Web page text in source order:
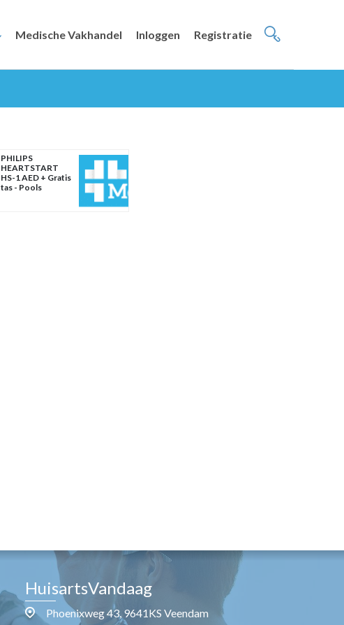
Medische Vakhandel Inloggen Registratie
PHILIPS
HEARTSTART
HS-1 AED + Gratis
tas - Pools
HuisartsVandaag
Phoenixweg 43, 9641KS Veendam